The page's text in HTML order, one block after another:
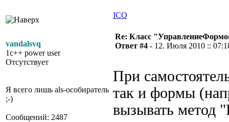
ICQ
vandalsvq
1c++ power user
Отсутствует
Я всего лишь als-особиратель
;-)
Сообщений: 2487
Re: Класс
Ответ #4 - 12. Июля 2010 ::
При
так и формы
вызывать метод